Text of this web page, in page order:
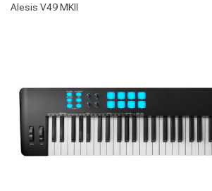
Alesis V49 MKII